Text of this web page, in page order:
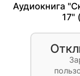
Аудиокнига
17"